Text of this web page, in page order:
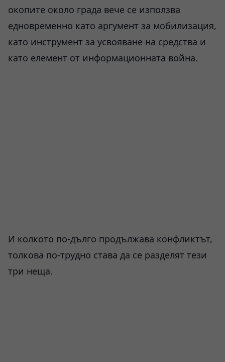
окопите около града вече се използва
едновременно като аргумент за мобилизация,
като инструмент за усвояване на средства и
като елемент от информационната война.
И колкото по-дълго продължава конфликтът,
толкова по-трудно става да се разделят тези
три неща.